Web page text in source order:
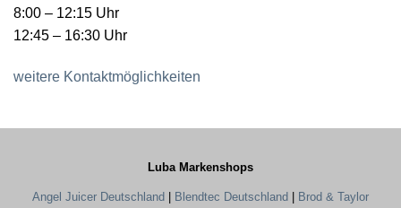
8:00 – 12:15 Uhr
12:45 – 16:30 Uhr
weitere Kontaktmöglichkeiten
Luba Markenshops
Angel Juicer Deutschland Blendtec Deutschland Brod & Taylor